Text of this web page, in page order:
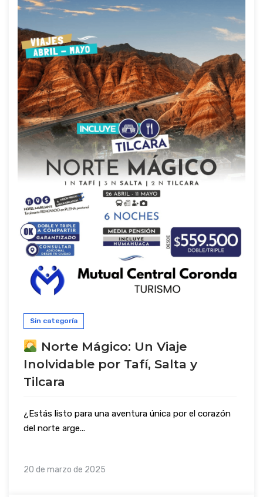
Sin categoría
Norte Mágico: Un Viaje
Inolvidable por Tafí, Salta y
Tilcara
¿Estás listo para una aventura única por el corazón
del norte arge...
20 de marzo de 2025